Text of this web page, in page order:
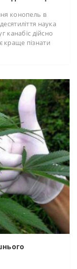
конопель в
наука
канабіс дійсно
пізнати